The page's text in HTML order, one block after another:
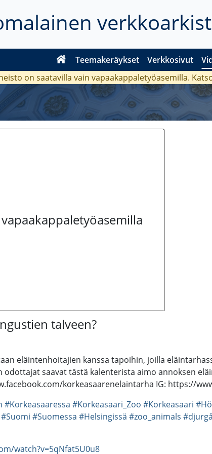
Teemakeräykset Verkkosivut
on saatavilla vain vapaakappaletyöasemilla.
talveen?
eläintenhoitajien kanssa tapoihin, joilla
odottajat saavat tästä kalenterista aimo annoksen
korkeasaarenelaintarha IG: https://
#Korkeasaaressa #Korkeasaari_Zoo #Korkeasaari
#Suomi #Suomessa #Helsingissä #zoo_animals
watch?v=5qNfat5U0u8